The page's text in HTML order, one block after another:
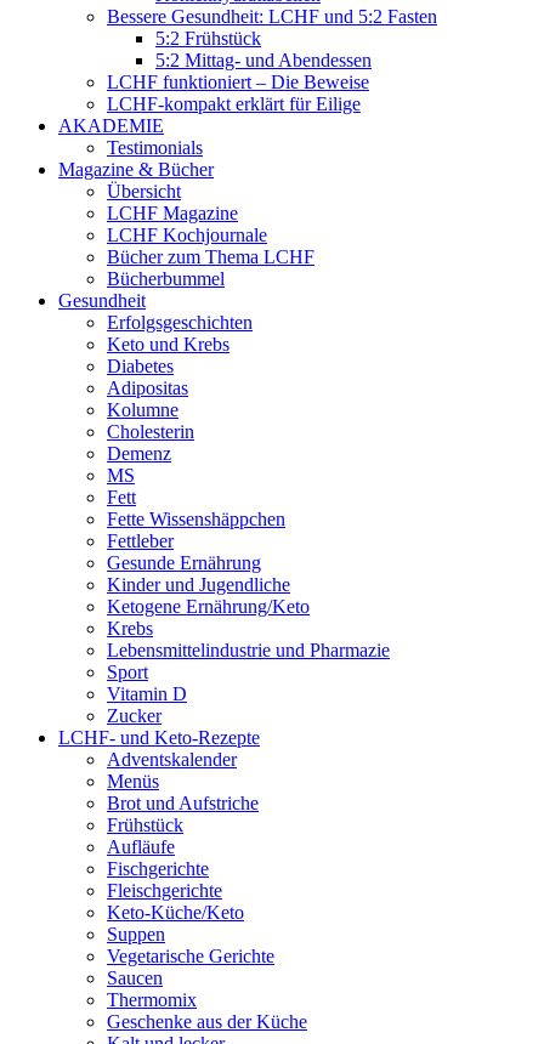
Bessere Gesundheit: LCHF und 5:2 Fasten
5:2 Frühstück
5:2 Mittag- und Abendessen
LCHF funktioniert – Die Beweise
LCHF-kompakt erklärt für Eilige
AKADEMIE
Testimonials
Magazine & Bücher
Übersicht
LCHF Magazine
LCHF Kochjournale
Bücher zum Thema LCHF
Bücherbummel
Gesundheit
Erfolgsgeschichten
Keto und Krebs
Diabetes
Adipositas
Kolumne
Cholesterin
Demenz
MS
Fett
Fette Wissenshäppchen
Fettleber
Gesunde Ernährung
Kinder und Jugendliche
Ketogene Ernährung/Keto
Krebs
Lebensmittelindustrie und Pharmazie
Sport
Vitamin D
Zucker
LCHF- und Keto-Rezepte
Adventskalender
Menüs
Brot und Aufstriche
Frühstück
Aufläufe
Fischgerichte
Fleischgerichte
Keto-Küche/Keto
Suppen
Vegetarische Gerichte
Saucen
Thermomix
Geschenke aus der Küche